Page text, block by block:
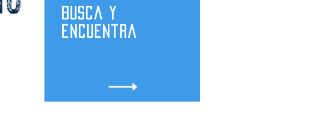
Busca y
encuentra